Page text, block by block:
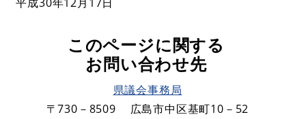
このページに関する
お問い合わせ先
県議会事務局
〒730－8509
広島市中区基町10－52